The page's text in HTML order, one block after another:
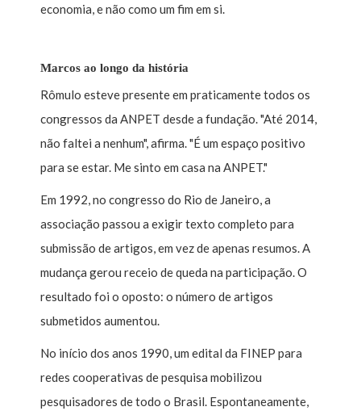
economia, e não como um fim em si.
Marcos ao longo da história
Rômulo esteve presente em praticamente todos os
congressos da ANPET desde a fundação. "Até 2014,
não faltei a nenhum", afirma. "É um espaço positivo
para se estar. Me sinto em casa na ANPET."
Em 1992, no congresso do Rio de Janeiro, a
associação passou a exigir texto completo para
submissão de artigos, em vez de apenas resumos. A
mudança gerou receio de queda na participação. O
resultado foi o oposto: o número de artigos
submetidos aumentou.
No início dos anos 1990, um edital da FINEP para
redes cooperativas de pesquisa mobilizou
pesquisadores de todo o Brasil. Espontaneamente,